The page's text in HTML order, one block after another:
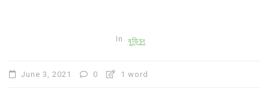
In বুড়িচং
June 3, 2021 0 1 word